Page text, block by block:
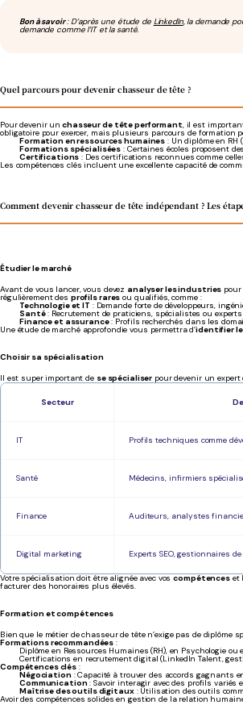
Bon à savoir: D’après une étude de LinkedIn, la demande
demande comme l’IT et la santé.
Quel parcours pour devenir chasseur de tête ?
Pour devenir un chasseur de tête performant, il est
obligatoire pour exercer, mais plusieurs parcours de formation
Formation en ressources humaines : Un diplôme en
Formations spécialisées : Certaines écoles proposent
Certifications : Des certifications reconnues comme
Les compétences clés incluent une excellente capacité de
Comment devenir chasseur de tête indépendant ? Les
Étudier le marché
Avant de vous lancer, vous devez analyser les industries
régulièrement des profils rares ou qualifiés, comme :
Technologie et IT : Demande forte de développeurs,
Santé: Recrutement de praticiens, spécialistes ou experts
Finance et assurance: Profils recherchés dans les
Une étude de marché approfondie vous permettra d’identifier
Choisir sa spécialisation
Il est super important de se spécialiser pour devenir un
Secteur
IT Profils techniques comme
Santé Médecins, infirmiers
Finance Auditeurs, analystes
Digital marketing Experts SEO, gestionnaires
Votre spécialisation doit être alignée avec voscompétenceset
facturer des honoraires plus élevés.
Formation et compétences
Bien que le métier de chasseur de tête n’exige pas de diplôme
Formations recommandées :
Diplôme en Ressources Humaines (RH), en Psychologie ou
Certifications en recrutement digital (LinkedIn Talent,
Compétences clés :
Négociation: Capacité à trouver des accords gagnants
Communication: Savoir interagir avec des profils variés
Maîtrise des outils digitaux: Utilisation des outils
Avoir des compétences solides en gestion de la relation